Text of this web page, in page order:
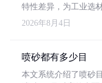
特性差异，为工业选
2026年8月4日
喷砂都有多少目
本文系统介绍了喷砂